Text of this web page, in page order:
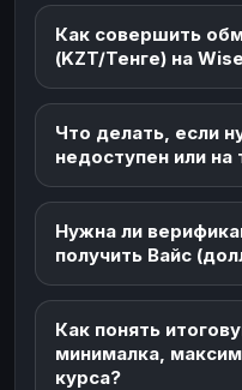
Как совершить
(KZT/Тенге) на
Что делать, если
недоступен или на
Нужна ли
получить Вайс
Как понять
минималка,
курса?